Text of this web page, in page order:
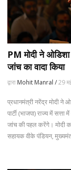
PM मोदी ने
जांच का वादा किया
द्वारा Mohit Manral /29
प्रधानमंत्री नरेंद्र मोदी ने
पार्टी (भाजपा) राज्य में
जांच की पहल करेंगे। मोदी
सहायक वीके पंडियन,